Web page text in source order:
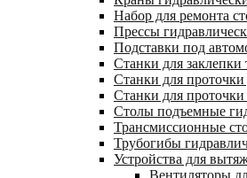
Набор для ремонта
Прессы
Подставки под
Станки для
Станки для проточки
Станки для
Столы подъемные
Трансмиссионные
Трубогибы
Устройства для
Вентиляторы